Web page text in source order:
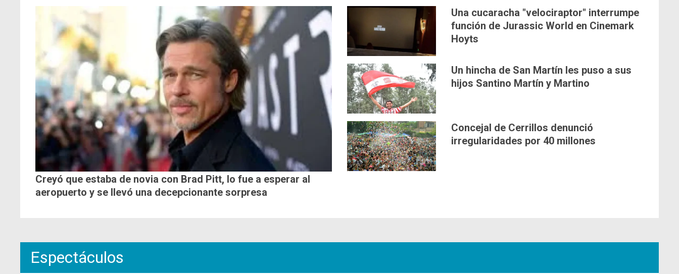
Creyó que estaba de novia con Brad Pitt, lo fue a esperar al
aeropuerto y se llevó una decepcionante sorpresa
Una cucaracha "velociraptor" interrumpe
función de Jurassic World en Cinemark
Hoyts
Un hincha de San Martín les puso a sus
hijos Santino Martín y Martino
Concejal de Cerrillos denunció
irregularidades por 40 millones
Espectáculos